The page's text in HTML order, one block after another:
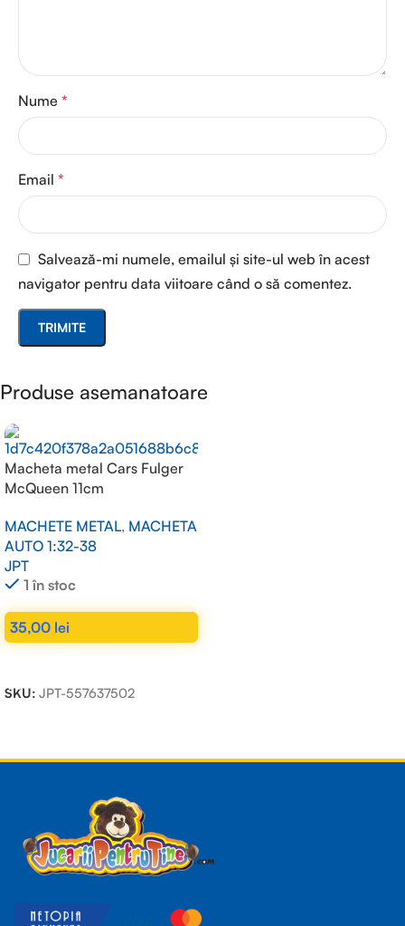
Nume *
Email *
Salvează-mi numele, emailul și site-ul web în acest
navigator pentru data viitoare când o să comentez.
Produse asemanatoare
Macheta metal Cars Fulger
McQueen 11cm
MACHETE METAL, MACHETA
AUTO 1:32-38
JPT
1 în stoc
35,00 lei
SKU: JPT-557637502